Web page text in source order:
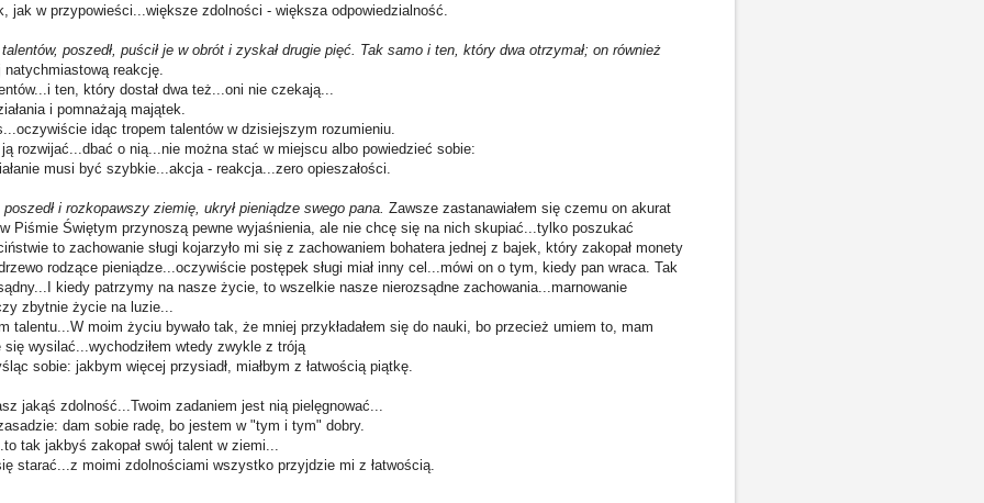
jak w przypowieści...większe zdolności - większa odpowiedzialność.
poszedł, puścił je w obrót i zyskał drugie pięć. Tak samo i ten, który dwa otrzymał; on również
natychmiastową reakcję.
ten, który dostał dwa też...oni nie czekają...
i pomnażają majątek.
idąc tropem talentów w dzisiejszym rozumieniu.
rozwijać...dbać o nią...nie można stać w miejscu albo powiedzieć sobie:
musi być szybkie...akcja - reakcja...zero opieszałości.
i rozkopawszy ziemię, ukrył pieniądze swego pana. Zawsze zastanawiałem się czemu on akurat
Piśmie Świętym przynoszą pewne wyjaśnienia, ale nie chcę się na nich skupiać...tylko poszukać
to zachowanie sługi kojarzyło mi się z zachowaniem bohatera jednej z bajek, który zakopał monety
rodzące pieniądze...oczywiście postępek sługi miał inny cel...mówi on o tym, kiedy pan wraca. Tak
kiedy patrzymy na nasze życie, to wszelkie nasze nierozsądne zachowania...marnowanie
zbytnie życie na luzie...
talentu...W moim życiu bywało tak, że mniej przykładałem się do nauki, bo przecież umiem to, mam
wysilać...wychodziłem wtedy zwykle z tróją
sobie: jakbym więcej przysiadł, miałbym z łatwością piątkę.
jakąś zdolność...Twoim zadaniem jest nią pielęgnować...
dam sobie radę, bo jestem w "tym i tym" dobry.
tak jakbyś zakopał swój talent w ziemi...
starać...z moimi zdolnościami wszystko przyjdzie mi z łatwością.